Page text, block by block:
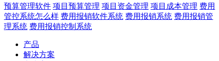
预算管理软件 项目预算管理 项目资金管理 项目成本管理 费用
管控系统怎么样 费用报销软件系统 费用报销系统 费用报销管
理系统 费用报销控制系统
产品
解决方案